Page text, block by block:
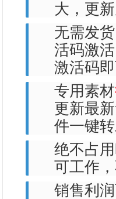
大，更新
无需发
活码激
激活码即
专用素材
更新最
件一键转
绝不占
可工作
销售利